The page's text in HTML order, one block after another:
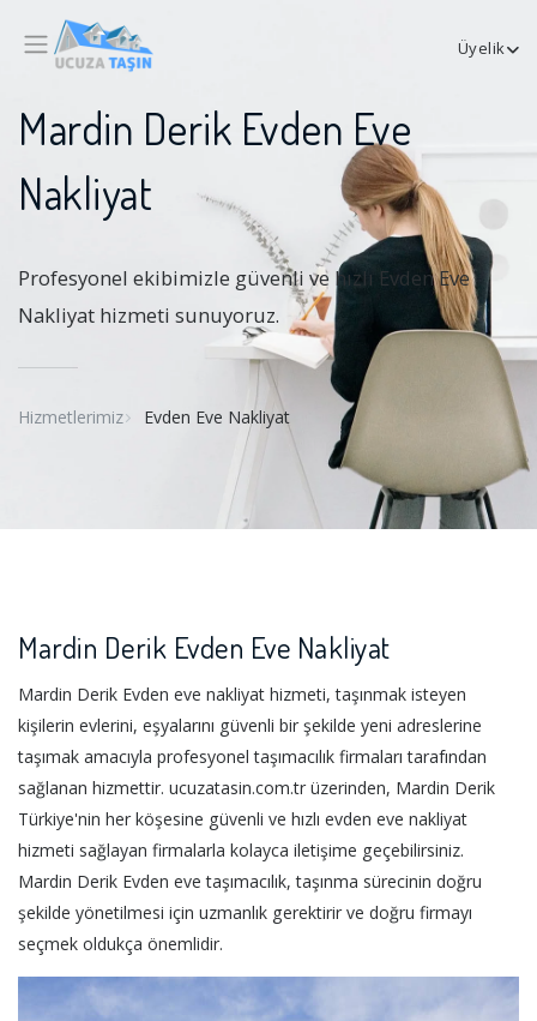
Üyelik
Mardin Derik Evden Eve
Nakliyat
Profesyonel ekibimizle güvenli ve hızlı Evden Eve
Nakliyat hizmeti sunuyoruz.
Hizmetlerimiz Evden Eve Nakliyat
Mardin Derik Evden Eve Nakliyat
Mardin Derik Evden eve nakliyat hizmeti, taşınmak isteyen
kişilerin evlerini, eşyalarını güvenli bir şekilde yeni adreslerine
taşımak amacıyla profesyonel taşımacılık firmaları tarafından
sağlanan hizmettir. ucuzatasin.com.tr üzerinden, Mardin Derik
Türkiye'nin her köşesine güvenli ve hızlı evden eve nakliyat
hizmeti sağlayan firmalarla kolayca iletişime geçebilirsiniz.
Mardin Derik Evden eve taşımacılık, taşınma sürecinin doğru
şekilde yönetilmesi için uzmanlık gerektirir ve doğru firmayı
seçmek oldukça önemlidir.